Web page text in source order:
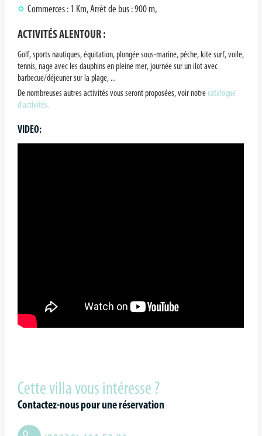
Commerces : 1 Km, Arrêt de bus : 900 m,
ACTIVITÉS ALENTOUR :
Golf, sports nautiques, équitation, plongée sous-marine, pêche, kite surf, voile,
tennis, nage avec les dauphins en pleine mer, journée sur un ilot avec
barbecue/déjeuner sur la plage, ...
De nombreuses autres activités vous seront proposées, voir notrecatalogue
d'activités.
VIDEO:
Cette villa vous intéresse ?
Contactez-nous pour une réservation